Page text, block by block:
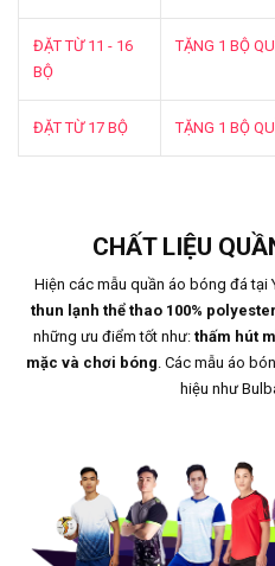
ĐẶT TỪ 11 - 16
BỘ
TẶNG 1 BỘ
ĐẶT TỪ 17 BỘ TẶNG 1 BỘ
CHẤT LIỆU
Hiện các mẫu quần áo bóng đá tại
thun lạnh thể thao 100% polyester
những ưu điểm tốt như: thấm hút
mặc và chơi bóng. Các mẫu áo
hiệu như